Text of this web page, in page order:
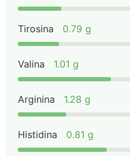
Tirosina 0.79 g
Valina 1.01 g
Arginina 1.28 g
Histidina 0.81 g